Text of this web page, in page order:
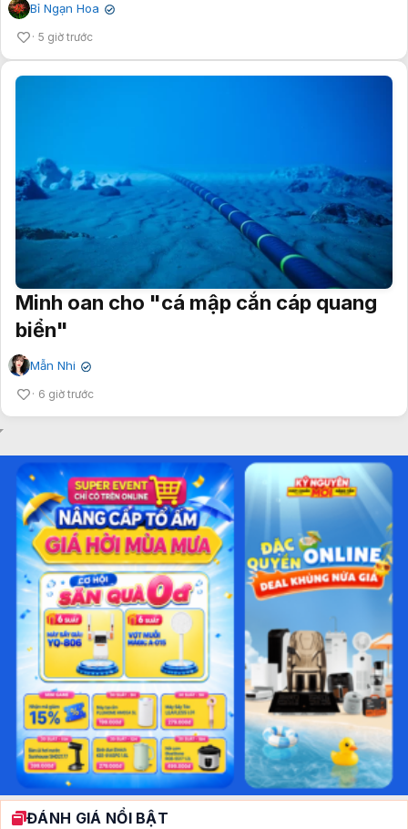
Bỉ Ngạn Hoa ✔
5 giờ trước
Minh oan cho "cá mập cắn cáp quang
biển"
Mẫn Nhi ✔
6 giờ trước
ĐÁNH GIÁ NỔI BẬT